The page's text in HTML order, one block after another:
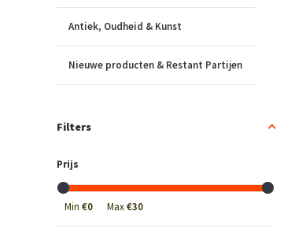
Antiek, Oudheid & Kunst
Nieuwe producten & Restant Partijen
Filters
Prijs
Min €0 Max€30